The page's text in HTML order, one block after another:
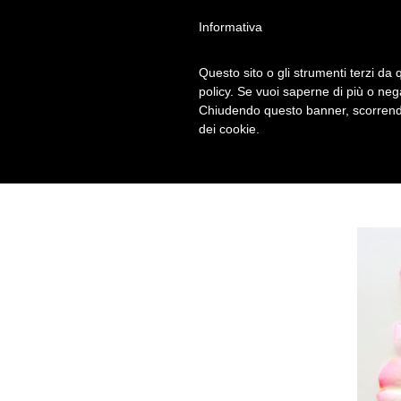
PALLONCINI
Informativa
Questo sito o gli strumenti terzi da
policy. Se vuoi saperne di più o
Chiudendo questo banner,
dei cookie.